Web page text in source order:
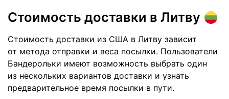
Стоимость доставки в Литву
Стоимость доставки из США в Литву зависит
от метода отправки и веса посылки. Пользователи
Бандерольки имеют возможность выбрать один
из нескольких вариантов доставки и узнать
предварительное время посылки в пути.